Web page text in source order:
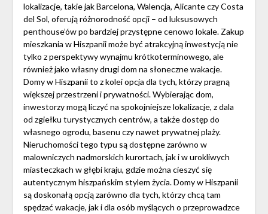
lokalizacje, takie jak Barcelona, Walencja, Alicante czy Costa
del Sol, oferują różnorodność opcji – od luksusowych
penthouse’ów po bardziej przystępne cenowo lokale. Zakup
mieszkania w Hiszpanii może być atrakcyjną inwestycją nie
tylko z perspektywy wynajmu krótkoterminowego, ale
również jako własny drugi dom na słoneczne wakacje.
Domy w Hiszpanii to z kolei opcja dla tych, którzy pragną
większej przestrzeni i prywatności. Wybierając dom,
inwestorzy mogą liczyć na spokojniejsze lokalizacje, z dala
od zgiełku turystycznych centrów, a także dostęp do
własnego ogrodu, basenu czy nawet prywatnej plaży.
Nieruchomości tego typu są dostępne zarówno w
malowniczych nadmorskich kurortach, jak i w urokliwych
miasteczkach w głębi kraju, gdzie można cieszyć się
autentycznym hiszpańskim stylem życia. Domy w Hiszpanii
są doskonałą opcją zarówno dla tych, którzy chcą tam
spędzać wakacje, jak i dla osób myślących o przeprowadzce